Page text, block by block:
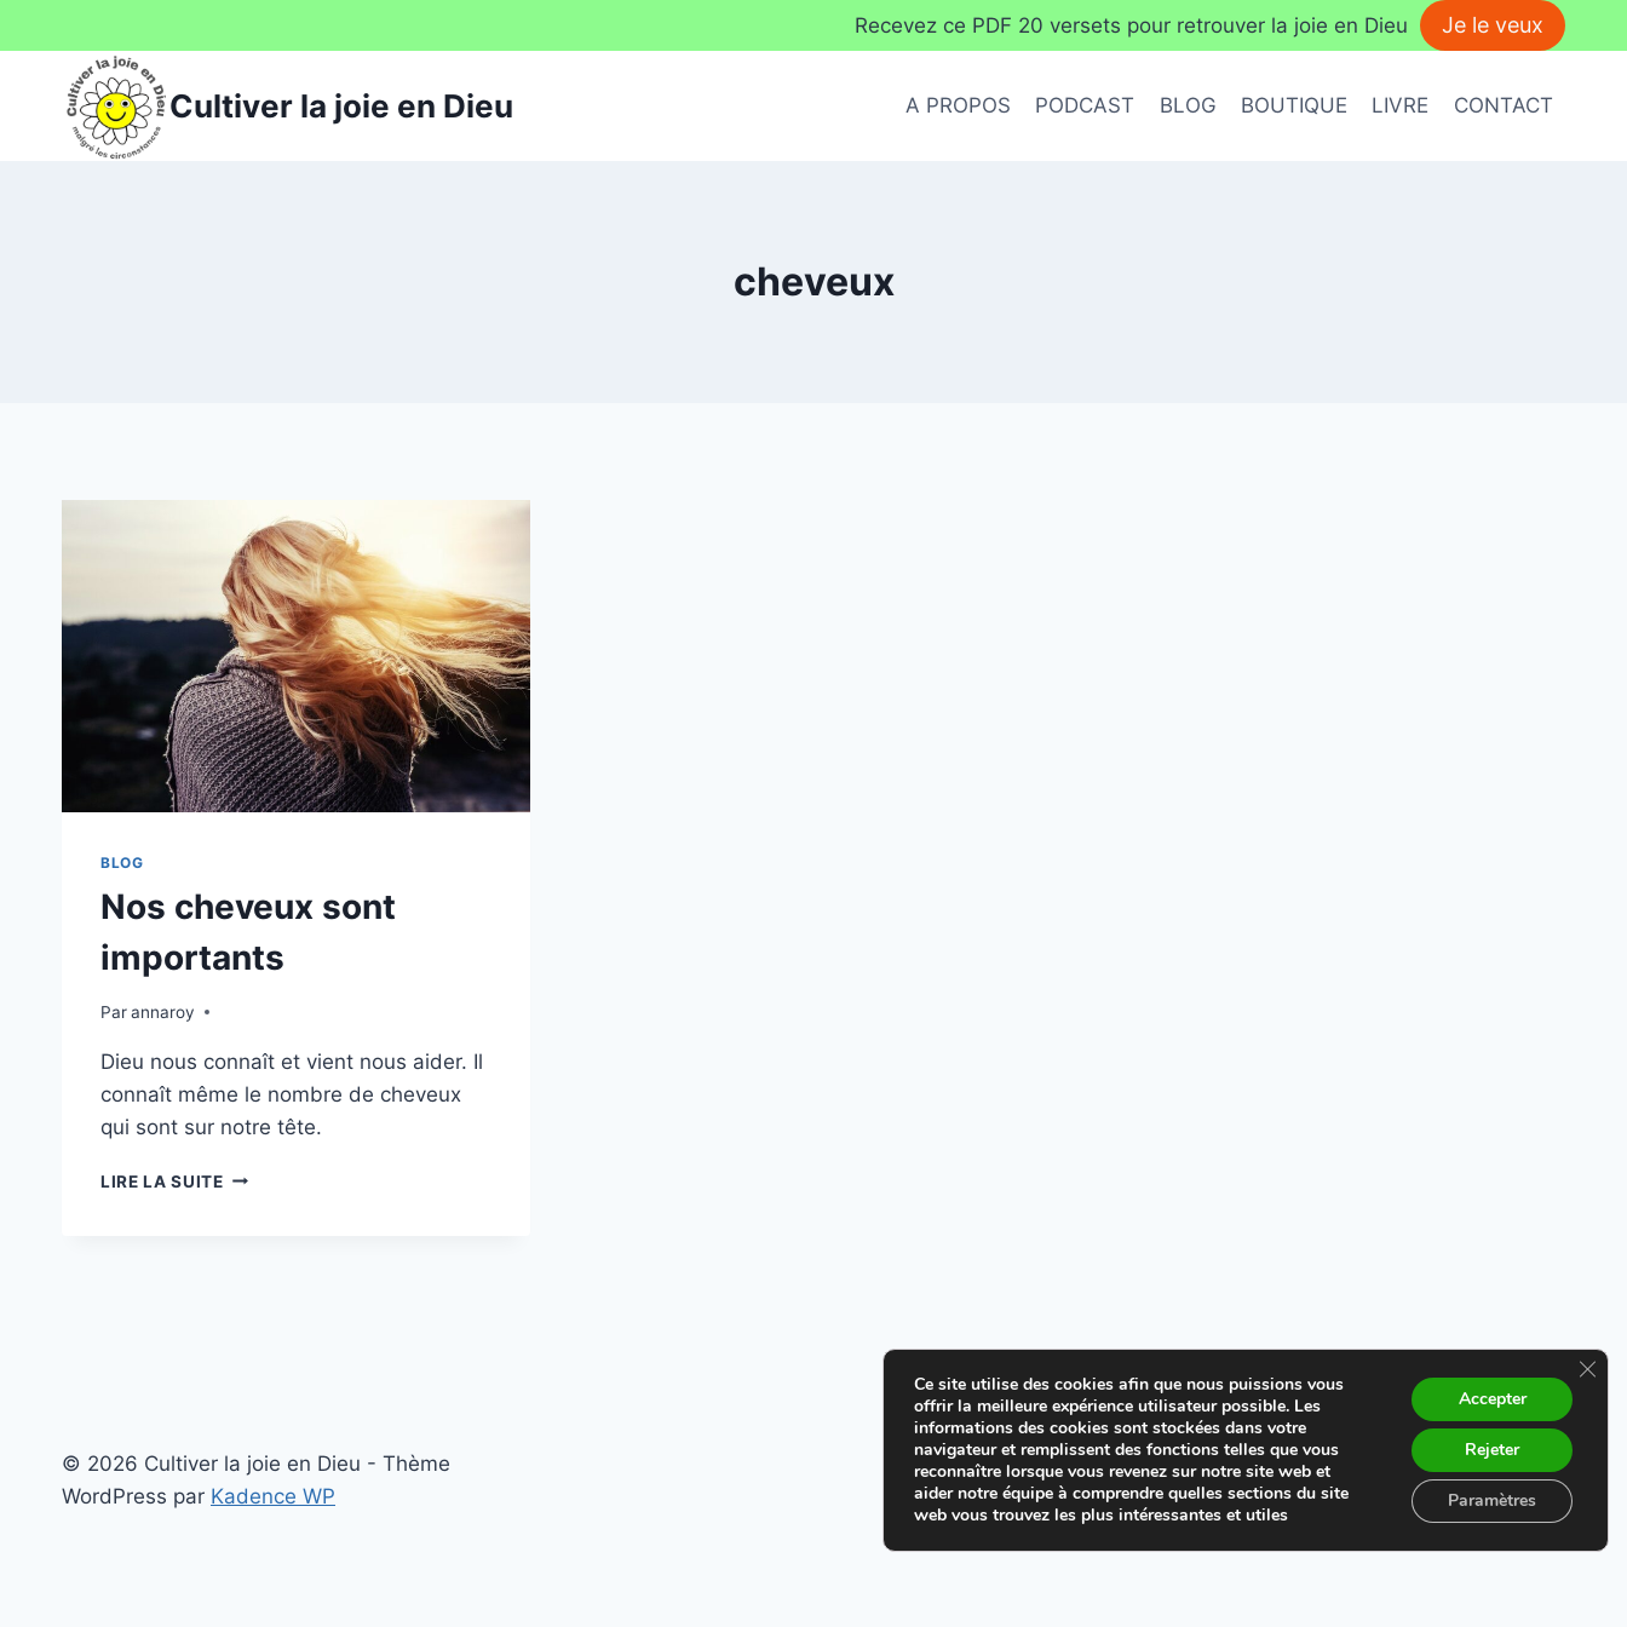
au
contenu
Recevez ce PDF 20 versets pour retrouver la joie en Dieu Je le veux
Cultiver la joie en Dieu A PROPOS PODCAST BLOG BOUTIQUE LIVRE CONTACT
cheveux
BLOG
Nos cheveux sont
importants
Parannaroy
Dieu nous connaît et vient nous aider. Il
connaît même le nombre de cheveux
qui sont sur notre tête.
LIRE LA SUITENOS
© 2026 Cultiver la joie en Dieu - Thème
WordPress par Kadence WP
Politique de confidentialité
Conditions Générales de vente
Ce site utilise des cookies afin que nous puissions vous
offrir la meilleure expérience utilisateur possible. Les
informations des cookies sont stockées dans votre
navigateur et remplissent des fonctions telles que vous
reconnaître lorsque vous revenez sur notre site web et
aider notre équipe à comprendre quelles sections du site
web vous trouvez les plus intéressantes et utiles
Accepter
Rejeter
Paramètres